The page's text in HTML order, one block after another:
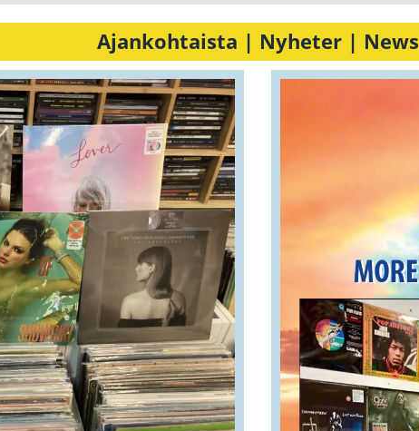
Ajankohtaista | Nyheter | News